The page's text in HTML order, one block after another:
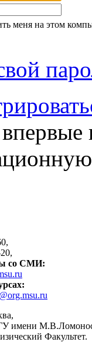
меня на этом
со СМИ:
имени
Факультет.